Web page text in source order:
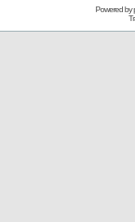
Powered by